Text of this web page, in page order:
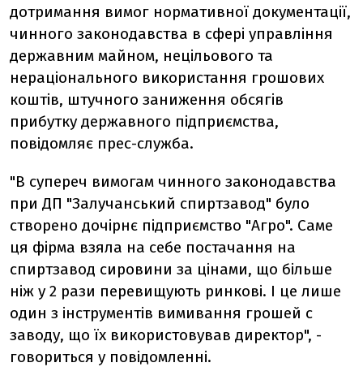
дотримання вимог нормативної документації,
чинного законодавства в сфері управління
державним майном, нецільового та
нераціонального використання грошових
коштів, штучного заниження обсягів
прибутку державного підприємства,
повідомляє прес-служба.
"В супереч вимогам чинного законодавства
при ДП "Залучанський спиртзавод" було
створено дочірнє підприємство "Агро". Саме
ця фірма взяла на себе постачання на
спиртзавод сировини за цінами, що більше
ніж у 2 рази перевищують ринкові. І це лише
один з інструментів вимивання грошей с
заводу, що їх використовував директор", -
говориться у повідомленні.